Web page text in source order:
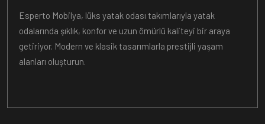
Esperto Mobilya, lüks yatak odası takımlarıyla yatak
odalarında şıklık, konfor ve uzun ömürlü kaliteyi bir araya
getiriyor. Modern ve klasik tasarımlarla prestijli yaşam
alanları oluşturun.